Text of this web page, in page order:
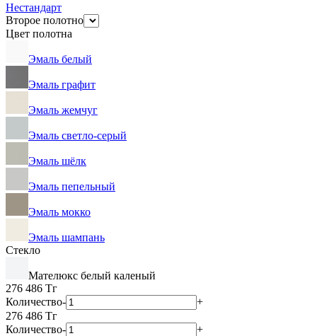
Нестандарт
Второе полотно
Цвет полотна
Эмаль белый
Эмаль графит
Эмаль жемчуг
Эмаль светло-серый
Эмаль шёлк
Эмаль пепельный
Эмаль мокко
Эмаль шампань
Стекло
Мателюкс белый каленый
276 486 Тг
Количество-
+
276 486 Тг
Количество-
+